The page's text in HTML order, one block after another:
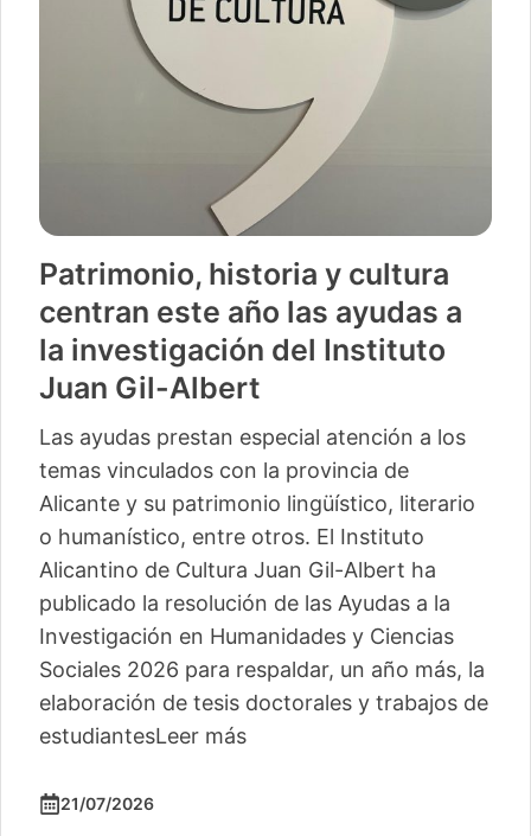
Patrimonio, historia y cultura
centran este año las ayudas a
la investigación del Instituto
Juan Gil-Albert
Las ayudas prestan especial atención a los
temas vinculados con la provincia de
Alicante y su patrimonio lingüístico, literario
o humanístico, entre otros. El Instituto
Alicantino de Cultura Juan Gil-Albert ha
publicado la resolución de las Ayudas a la
Investigación en Humanidades y Ciencias
Sociales 2026 para respaldar, un año más, la
elaboración de tesis doctorales y trabajos de
estudiantesLeer más
21/07/2026